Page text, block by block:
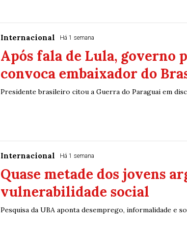
Internacional Há 1 semana
Após fala de Lula, governo
convoca embaixador do
Presidente brasileiro citou a Guerra do Paraguai em
Internacional Há 1 semana
Quase metade dos jovens
vulnerabilidade social
Pesquisa da UBA aponta desemprego, informalidade e